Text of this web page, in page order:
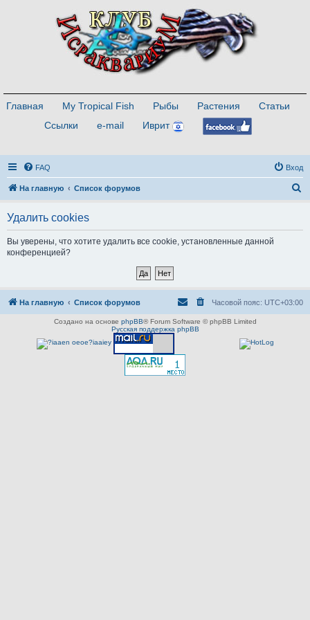
Главная My Tropical Fish Рыбы Растения
Статьи
Ссылки
e-mail Иврит
FAQ Вход
На главную Список форумов
Удалить cookies
Вы уверены, что хотите удалить все cookie, установленные данной
конференцией?
На главную Список форумов Часовой пояс: UTC+03:00
Создано на основе phpBB® Forum Software © phpBB Limited
Русская поддержка phpBB